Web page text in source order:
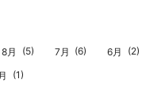
8月 (5) 7月 (6) 6月 (2)
(1)